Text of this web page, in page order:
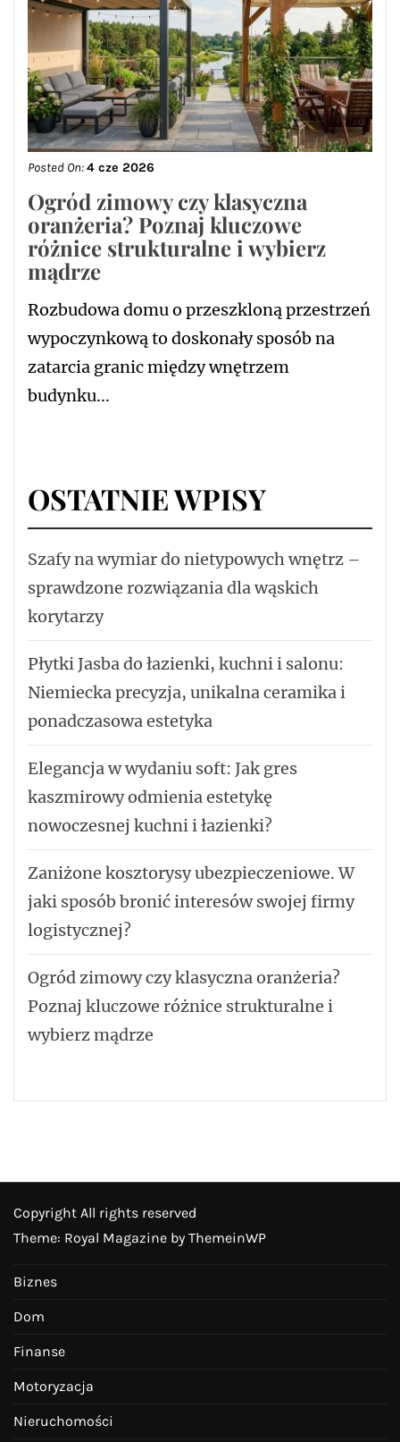
Posted On:4 cze 2026
Ogród zimowy czy klasyczna
oranżeria? Poznaj kluczowe
różnice strukturalne i wybierz
mądrze
Rozbudowa domu o przeszkloną przestrzeń
wypoczynkową to doskonały sposób na
zatarcia granic między wnętrzem
budynku...
OSTATNIE WPISY
Szafy na wymiar do nietypowych wnętrz –
sprawdzone rozwiązania dla wąskich
korytarzy
Płytki Jasba do łazienki, kuchni i salonu:
Niemiecka precyzja, unikalna ceramika i
ponadczasowa estetyka
Elegancja w wydaniu soft: Jak gres
kaszmirowy odmienia estetykę
nowoczesnej kuchni i łazienki?
Zaniżone kosztorysy ubezpieczeniowe. W
jaki sposób bronić interesów swojej firmy
logistycznej?
Ogród zimowy czy klasyczna oranżeria?
Poznaj kluczowe różnice strukturalne i
wybierz mądrze
Copyright All rights reserved
Theme: Royal Magazine by ThemeinWP
Biznes
Dom
Finanse
Motoryzacja
Nieruchomości